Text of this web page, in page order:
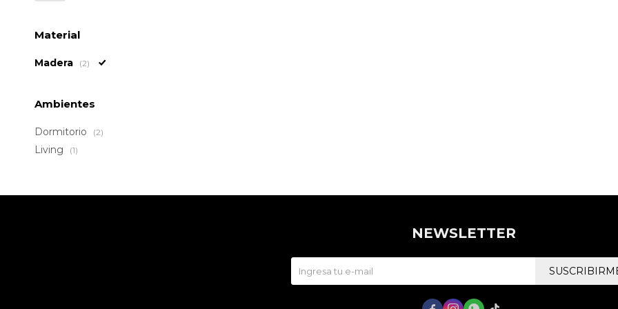
Material
Madera (2)
Ambientes
Dormitorio (2)
Living (1)
NEWSLETTER